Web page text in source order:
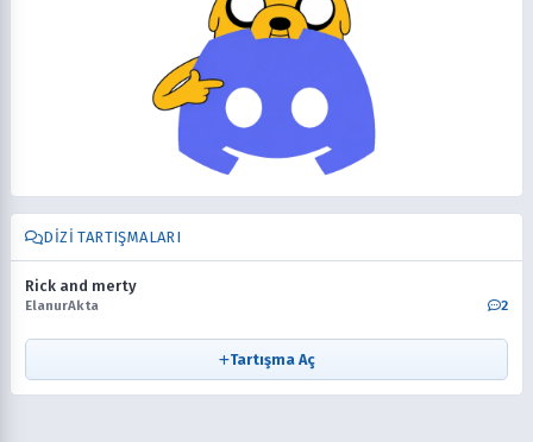
DIZI TARTIŞMALARI
Rick and merty
ElanurAkta 2
Tartışma Aç